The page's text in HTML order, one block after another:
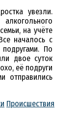
увезли.
на учёте
началось с
По
двое суток
её подруги
отправились
Происшествия